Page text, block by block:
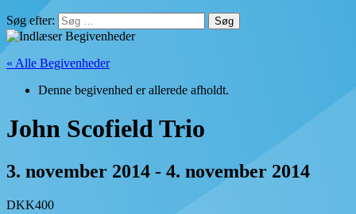
Søg efter:
« Alle Begivenheder
Denne begivenhed er allerede afholdt.
John Scofield Trio
3. november 2014 - 4. november 2014
DKK400